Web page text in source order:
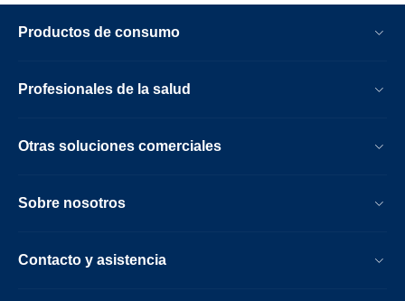
Productos de consumo
Profesionales de la salud
Otras soluciones comerciales
Sobre nosotros
Contacto y asistencia